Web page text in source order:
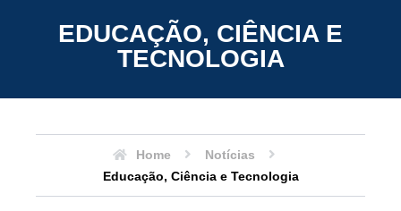
EDUCAÇÃO, CIÊNCIA E
TECNOLOGIA
Home
Notícias
Educação, Ciência e Tecnologia